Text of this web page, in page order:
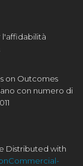
l'affidabilità
on Outcomes
con numero di
Distributed with